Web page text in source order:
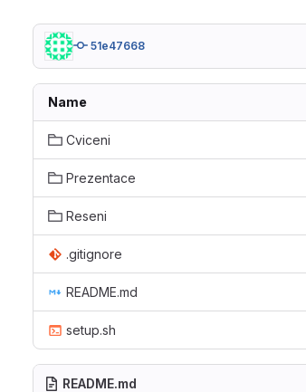
51e47668
Name
Cviceni
Prezentace
Reseni
.gitignore
README.md
setup.sh
README.md